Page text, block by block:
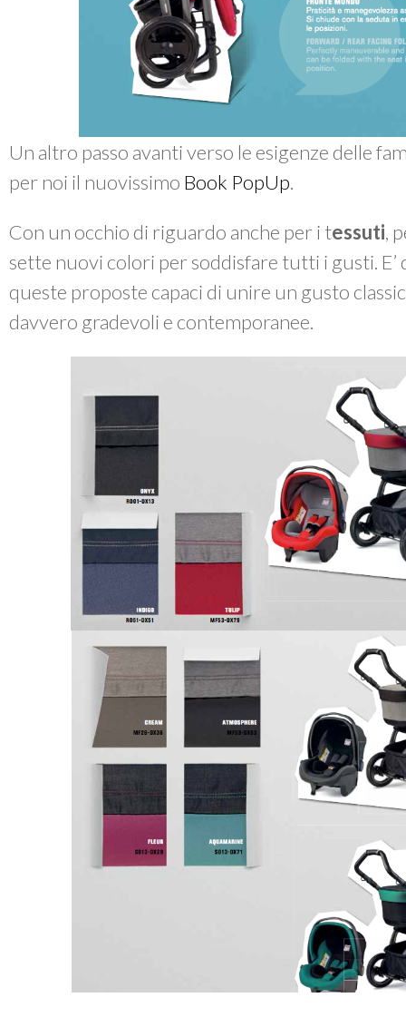
Un altro passo avanti verso le esigenze delle
per noi il nuovissimo Book PopUp.
Con un occhio di riguardo anche per i tessuti,
sette nuovi colori per soddisfare tutti i gusti.
queste proposte capaci di unire un gusto
davvero gradevoli e contemporanee.